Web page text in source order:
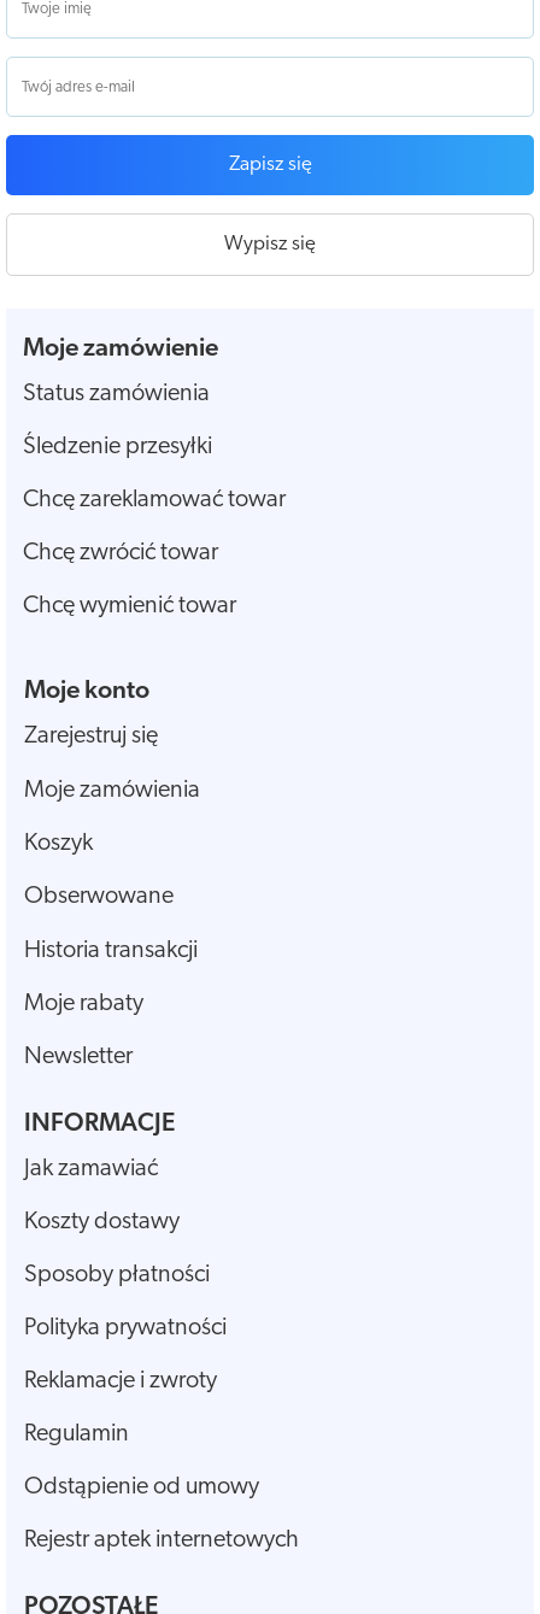
Zapisz się
Wypisz się
Moje zamówienie
Status zamówienia
Śledzenie przesyłki
Chcę zareklamować towar
Chcę zwrócić towar
Chcę wymienić towar
Moje konto
Zarejestruj się
Moje zamówienia
Koszyk
Obserwowane
Historia transakcji
Moje rabaty
Newsletter
INFORMACJE
Jak zamawiać
Koszty dostawy
Sposoby płatności
Polityka prywatności
Reklamacje i zwroty
Regulamin
Odstąpienie od umowy
Rejestr aptek internetowych
POZOSTAŁE